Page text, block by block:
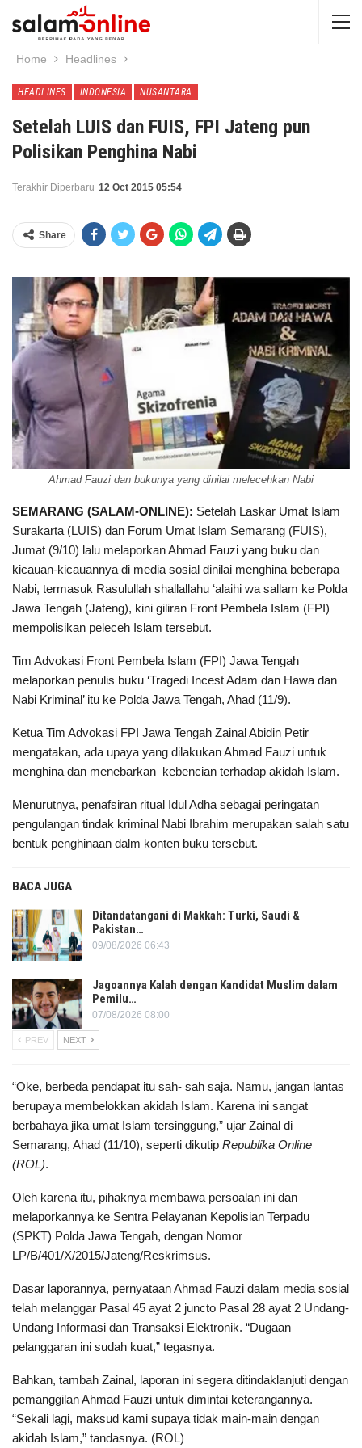
Home Headlines
HEADLINES INDONESIA NUSANTARA
Setelah LUIS dan FUIS, FPI Jateng pun
Polisikan Penghina Nabi
Terakhir Diperbaru 12 Oct 2015 05:54
Share
Ahmad Fauzi dan bukunya yang dinilai melecehkan Nabi
SEMARANG (SALAM-ONLINE): Setelah Laskar Umat Islam
Surakarta (LUIS) dan Forum Umat Islam Semarang (FUIS),
Jumat (9/10) lalu melaporkan Ahmad Fauzi yang buku dan
kicauan-kicauannya di media sosial dinilai menghina beberapa
Nabi, termasuk Rasulullah shallallahu ‘alaihi wa sallam ke Polda
Jawa Tengah (Jateng), kini giliran Front Pembela Islam (FPI)
mempolisikan peleceh Islam tersebut.
Tim Advokasi Front Pembela Islam (FPI) Jawa Tengah
melaporkan penulis buku ‘Tragedi Incest Adam dan Hawa dan
Nabi Kriminal’ itu ke Polda Jawa Tengah, Ahad (11/9).
Ketua Tim Advokasi FPI Jawa Tengah Zainal Abidin Petir
mengatakan, ada upaya yang dilakukan Ahmad Fauzi untuk
menghina dan menebarkan kebencian terhadap akidah Islam.
Menurutnya, penafsiran ritual Idul Adha sebagai peringatan
pengulangan tindak kriminal Nabi Ibrahim merupakan salah satu
bentuk penghinaan dalm konten buku tersebut.
BACA JUGA
Ditandatangani di Makkah: Turki, Saudi &
Pakistan…
09/08/2026 06:43
Jagoannya Kalah dengan Kandidat Muslim dalam
Pemilu…
07/08/2026 08:00
PREV NEXT
“Oke, berbeda pendapat itu sah- sah saja. Namu, jangan lantas
berupaya membelokkan akidah Islam. Karena ini sangat
berbahaya jika umat Islam tersinggung,” ujar Zainal di
Semarang, Ahad (11/10), seperti dikutip Republika Online
(ROL).
Oleh karena itu, pihaknya membawa persoalan ini dan
melaporkannya ke Sentra Pelayanan Kepolisian Terpadu
(SPKT) Polda Jawa Tengah, dengan Nomor
LP/B/401/X/2015/Jateng/Reskrimsus.
Dasar laporannya, pernyataan Ahmad Fauzi dalam media sosial
telah melanggar Pasal 45 ayat 2 juncto Pasal 28 ayat 2 Undang-
Undang Informasi dan Transaksi Elektronik. “Dugaan
pelanggaran ini sudah kuat,” tegasnya.
Bahkan, tambah Zainal, laporan ini segera ditindaklanjuti dengan
pemanggilan Ahmad Fauzi untuk dimintai keterangannya.
“Sekali lagi, maksud kami supaya tidak main-main dengan
akidah Islam,” tandasnya. (ROL)